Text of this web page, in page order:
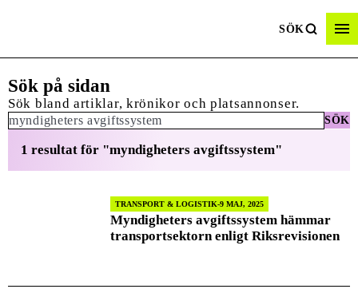
SÖK
Sök på sidan
Sök bland artiklar, krönikor och platsannonser.
Sök:
SÖK
1 resultat för "myndigheters avgiftssystem"
TRANSPORT & LOGISTIK 9 MAJ, 2025
Myndigheters avgiftssystem hämmar
transportsektorn enligt Riksrevisionen